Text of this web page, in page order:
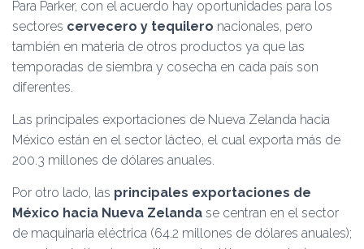
Para Parker, con el acuerdo hay oportunidades para los
sectores cervecero y tequilero nacionales, pero
también en materia de otros productos ya que las
temporadas de siembra y cosecha en cada país son
diferentes.
Las principales exportaciones de Nueva Zelanda hacia
México están en el sector lácteo, el cual exporta más de
200.3 millones de dólares anuales.
Por otro lado, las principales exportaciones de
México hacia Nueva Zelanda se centran en el sector
de maquinaria eléctrica (64.2 millones de dólares anuales);